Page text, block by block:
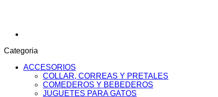
Categoria
ACCESORIOS
COLLAR, CORREAS Y PRETALES
COMEDEROS Y BEBEDEROS
JUGUETES PARA GATOS